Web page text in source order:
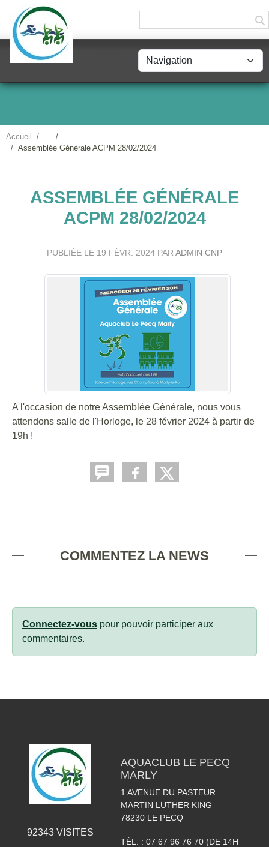
Accueil
Assemblée Générale ACPM 28/02/2024
ASSEMBLÉE GÉNÉRALE
ACPM 28/02/2024
PUBLIÉE LE 19 FÉVR. 2024 PAR ADMIN CNP
A l'occasion de notre Assemblée Générale, nous vous
attendons salle de l'Horloge, le 28 février 2024 à partir de
19h !
COMMENTEZ LA NEWS
Connectez-vous pour pouvoir participer aux
commentaires.
92343VISITES
AQUACLUB LE PECQ
MARLY
1 AVENUE DU PASTEUR
MARTIN LUTHER KING
78230 LE PECQ
TÉL. : 07 67 96 76 70 (DE 14H
Panneau de gestion des cookies